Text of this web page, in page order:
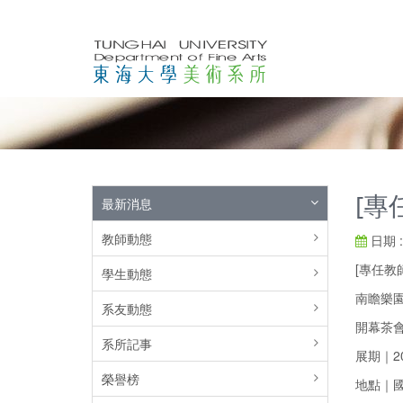
最新消息
教師動態
學生動態
系友動態
系所記事
榮譽榜
[專
日期
[專任教
南瞻樂
開幕茶
展期｜
地點｜